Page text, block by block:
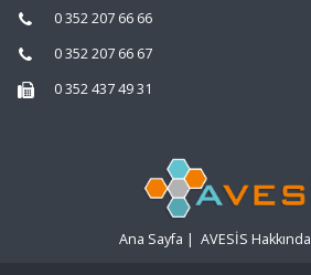
0 352 207 66 66
0 352 207 66 67
0 352 437 49 31
Ana Sayfa | AVESİS Hakkında